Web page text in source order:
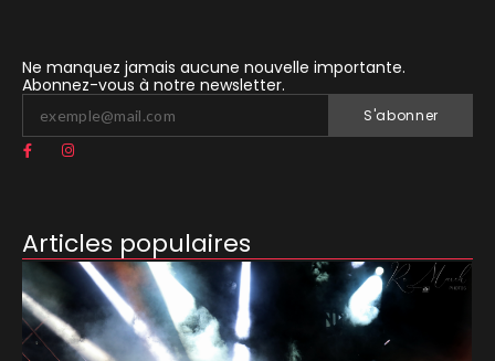
Ne manquez jamais aucune nouvelle importante.
Abonnez-vous à notre newsletter.
S'abonner
Articles populaires